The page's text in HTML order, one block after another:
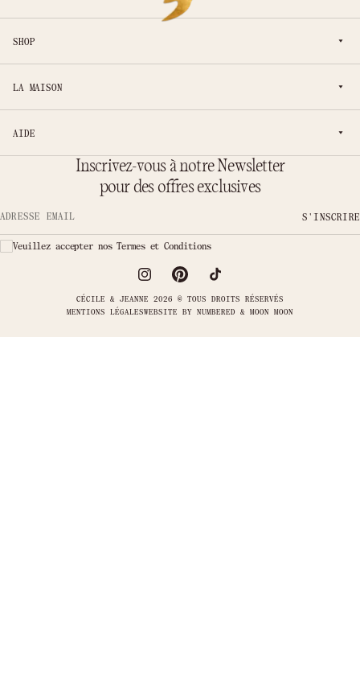
SHOP
LA MAISON
AIDE
Inscrivez-vous à notre Newsletter
pour des offres exclusives
Adresse email S'INSCRIRE
Veuillez accepter nos Termes et Conditions
MENTIONS LÉGALES
CÉCILE & JEANNE 2026 © TOUS DROITS RÉSERVÉS
WEBSITE BY NUMBERED & MOON MOON